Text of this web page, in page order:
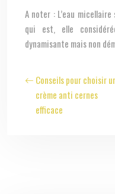
A noter : L’eau
qui est, elle
dynamisante mais non
Conseils pour choisir
crème anti cernes
efficace